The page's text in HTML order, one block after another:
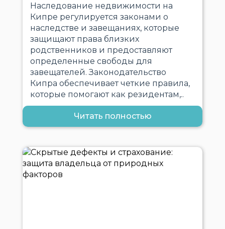
Наследование недвижимости на
Кипре регулируется законами о
наследстве и завещаниях, которые
защищают права близких
родственников и предоставляют
определенные свободы для
завещателей. Законодательство
Кипра обеспечивает четкие правила,
которые помогают как резидентам,..
Читать полностью